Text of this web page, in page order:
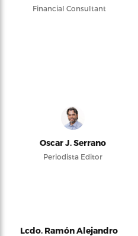
Financial Consultant
Oscar J. Serrano
Periodista Editor
Lcdo. Ramón Alejandro